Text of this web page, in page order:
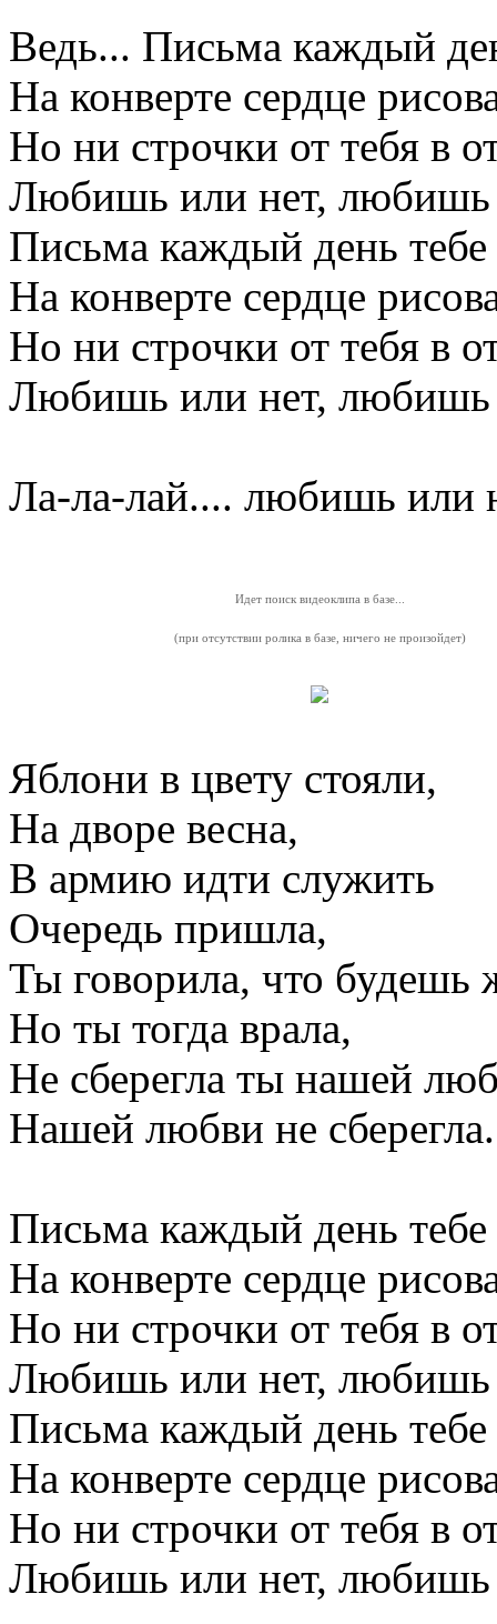
Ведь... Письма каждый
На конверте сердце
Но ни строчки от тебя в
Любишь или нет, любишь
Письма каждый день тебе
На конверте сердце
Но ни строчки от тебя в
Любишь или нет, любишь
Ла-ла-лай.... любишь или
Идет поиск видеоклипа в базе...
(при отсутствии ролика в базе, ничего не произойдет)
Яблони в цвету стояли,
На дворе весна,
В армию идти служить
Очередь пришла,
Ты говорила, что будешь
Но ты тогда врала,
Не сберегла ты нашей
Нашей любви не сберегла.
Письма каждый день тебе
На конверте сердце
Но ни строчки от тебя в
Любишь или нет, любишь
Письма каждый день тебе
На конверте сердце
Но ни строчки от тебя в
Любишь или нет, любишь